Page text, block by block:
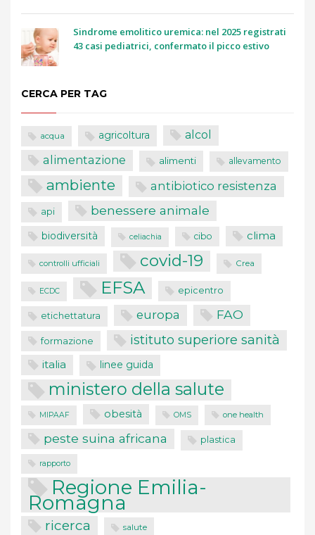
Sindrome emolitico uremica: nel 2025 registrati
43 casi pediatrici, confermato il picco estivo
CERCA PER TAG
acqua agricoltura alcol
alimentazione alimenti allevamento
ambiente antibiotico resistenza
api benessere animale
biodiversità celiachia cibo clima
controlli ufficiali covid-19 Crea
ECDC EFSA epicentro
etichettatura europa FAO
formazione istituto superiore sanità
italia linee guida
ministero della salute
MIPAAF obesità OMS one health
peste suina africana plastica
rapporto
Regione Emilia-
Romagna
ricerca salute